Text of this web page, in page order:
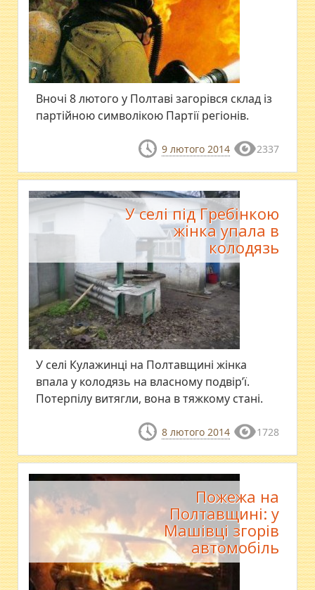
Вночі 8 лютого у Полтаві загорівся склад із
партійною символікою Партії регіонів.
9 лютого 2014 2337
У селі під Гребінкою
жінка упала в
колодязь
У селі Кулажинці на Полтавщині жінка
впала у колодязь на власному подвір’ї.
Потерпілу витягли, вона в тяжкому стані.
8 лютого 2014 1728
Пожежа на
Полтавщині: у
Машівці згорів
автомобіль